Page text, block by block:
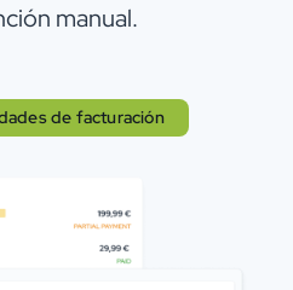
manual.
de facturación